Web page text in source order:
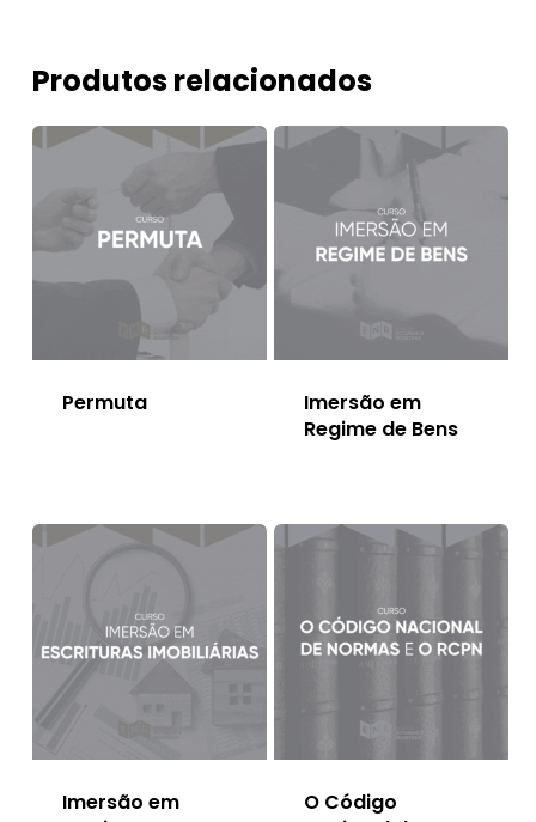
Produtos relacionados
Permuta
Imersão em
Regime de Bens
Imersão em
O Código